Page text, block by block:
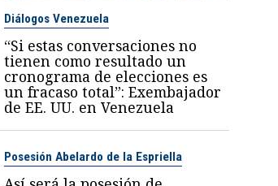
Diálogos Venezuela
“Si estas conversaciones no
tienen como resultado un
cronograma de elecciones es
un fracaso total”: Exembajador
de EE. UU. en Venezuela
Posesión Abelardo de la Espriella